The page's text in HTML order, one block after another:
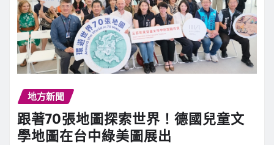
地方新聞
跟著70張地圖探索世界！德國兒童文
學地圖在台中綠美圖展出